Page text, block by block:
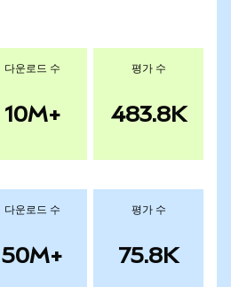
다운로드 수
10M+
평가 수
483.8K
다운로드 수
50M+
평가 수
75.8K